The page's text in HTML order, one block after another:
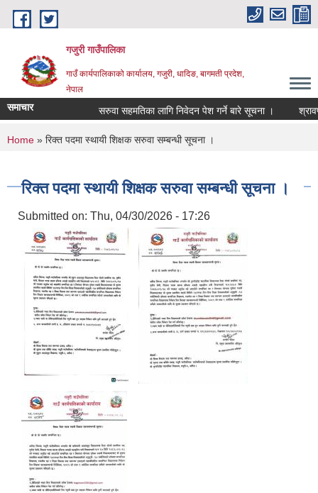
Skip to main content
गजुरी गाउँपालिका
गाउँ कार्यपालिकाको कार्यालय, गजुरी, धादिङ, बागमती प्रदेश,
नेपाल
समाचार सरुवा सहमतिका लागि निवेदन पेश गर्ने बारे सूचना । श्रावण
You are here
Home » रिक्त पदमा स्थायी शिक्षक सरुवा सम्बन्धी सूचना ।
रिक्त पदमा स्थायी शिक्षक सरुवा सम्बन्धी सूचना ।
Submitted on: Thu, 04/30/2026 - 17:26